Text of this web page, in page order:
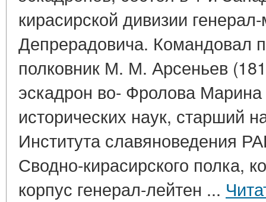
кирасирской дивизии
Депрерадовича. Командовал
полковник М. М. Арсеньев
эскадрон во- Фролова
исторических наук, старший
Института славяноведения
Сводно-кирасирского полка,
корпус генерал-лейтен ...